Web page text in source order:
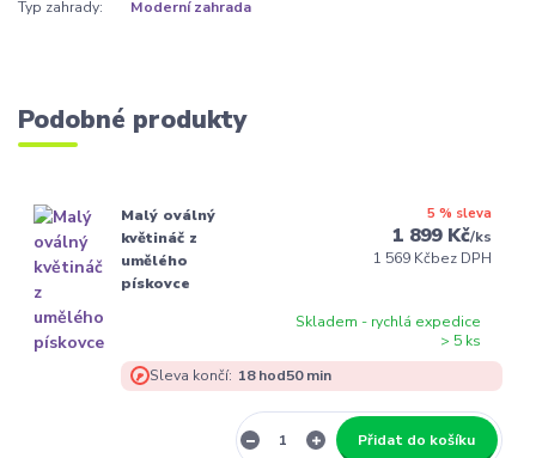
Typ zahrady:
Moderní zahrada
Podobné produkty
Malý oválný
květináč z
umělého
pískovce
5 % sleva
1 899 Kč/ks
1 569 Kčbez DPH
Skladem - rychlá expedice
> 5 ks
Sleva končí: 18hod50min
Přidat do košíku